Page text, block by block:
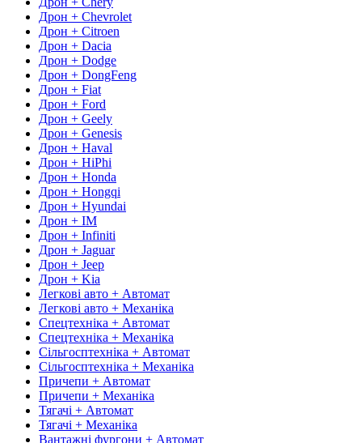
Дрон + Chevrolet
Дрон + Citroen
Дрон + Dacia
Дрон + Dodge
Дрон + DongFeng
Дрон + Fiat
Дрон + Ford
Дрон + Geely
Дрон + Genesis
Дрон + Haval
Дрон + HiPhi
Дрон + Honda
Дрон + Hongqi
Дрон + Hyundai
Дрон + IM
Дрон + Infiniti
Дрон + Jaguar
Дрон + Jeep
Дрон + Kia
Легкові авто + Автомат
Легкові авто + Механіка
Спецтехніка + Автомат
Спецтехніка + Механіка
Сільгосптехніка + Автомат
Сільгосптехніка + Механіка
Причепи + Автомат
Причепи + Механіка
Тягачі + Автомат
Тягачі + Механіка
Вантажні фургони + Автомат